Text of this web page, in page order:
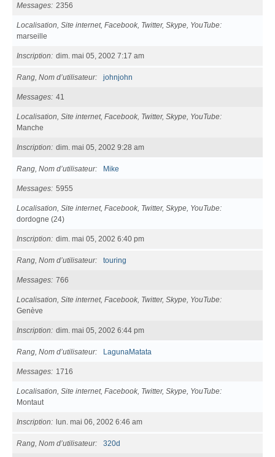
Messages 2356
Localisation, Site internet, Facebook, Twitter, Skype, YouTube
marseille
Inscription dim. mai 05, 2002 7:17 am
Rang, Nom d’utilisateur johnjohn
Messages 41
Localisation, Site internet, Facebook, Twitter, Skype, YouTube
Manche
Inscription dim. mai 05, 2002 9:28 am
Rang, Nom d’utilisateur Mike
Messages 5955
Localisation, Site internet, Facebook, Twitter, Skype, YouTube
dordogne (24)
Inscription dim. mai 05, 2002 6:40 pm
Rang, Nom d’utilisateur touring
Messages 766
Localisation, Site internet, Facebook, Twitter, Skype, YouTube
Genève
Inscription dim. mai 05, 2002 6:44 pm
Rang, Nom d’utilisateur LagunaMatata
Messages 1716
Localisation, Site internet, Facebook, Twitter, Skype, YouTube
Montaut
Inscription lun. mai 06, 2002 6:46 am
Rang, Nom d’utilisateur 320d